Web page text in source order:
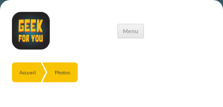
Menu
Aller
Accueil Photos